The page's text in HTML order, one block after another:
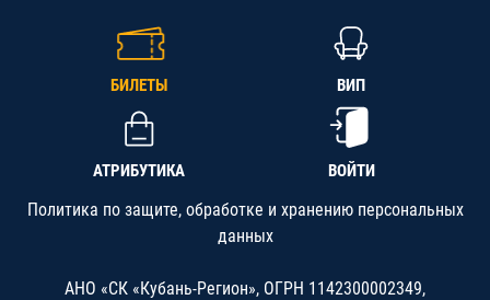
БИЛЕТЫ ВИП
АТРИБУТИКА ВОЙТИ
Политика по защите, обработке и хранению персональных
данных
АНО «СК «Кубань-Регион», ОГРН 1142300002349,